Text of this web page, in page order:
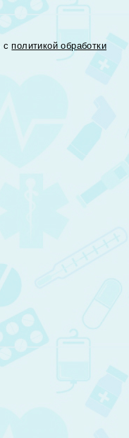
с политикой обработки